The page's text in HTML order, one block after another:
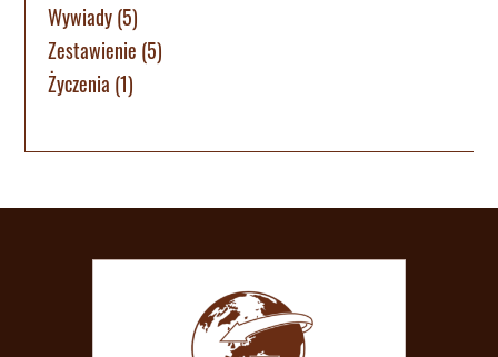
Wywiady(5)
Zestawienie (5)
Życzenia (1)